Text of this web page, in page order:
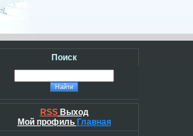
Поиск
RSS Выход
Мой профиль Главная